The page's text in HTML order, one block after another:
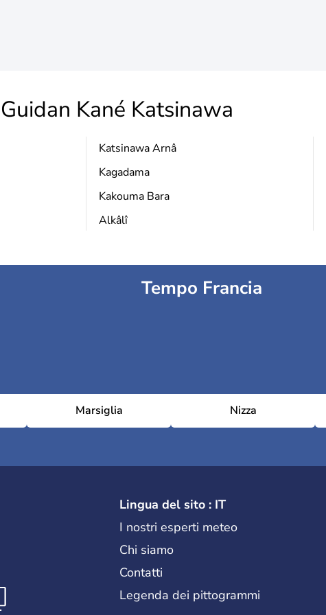
Guidan Kané Katsinawa
Katsinawa Arnâ
Kagadama
Kakouma Bara
Alkâlî
Tempo Francia
Marsiglia Nizza
Lingua del sito : IT
I nostri esperti meteo
Chi siamo
Contatti
Legenda dei pittogrammi